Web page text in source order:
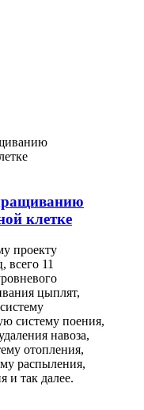
клетке
проекту
всего 11
цыплят,
систему поения,
навоза,
отопления,
распыления,
и так далее.